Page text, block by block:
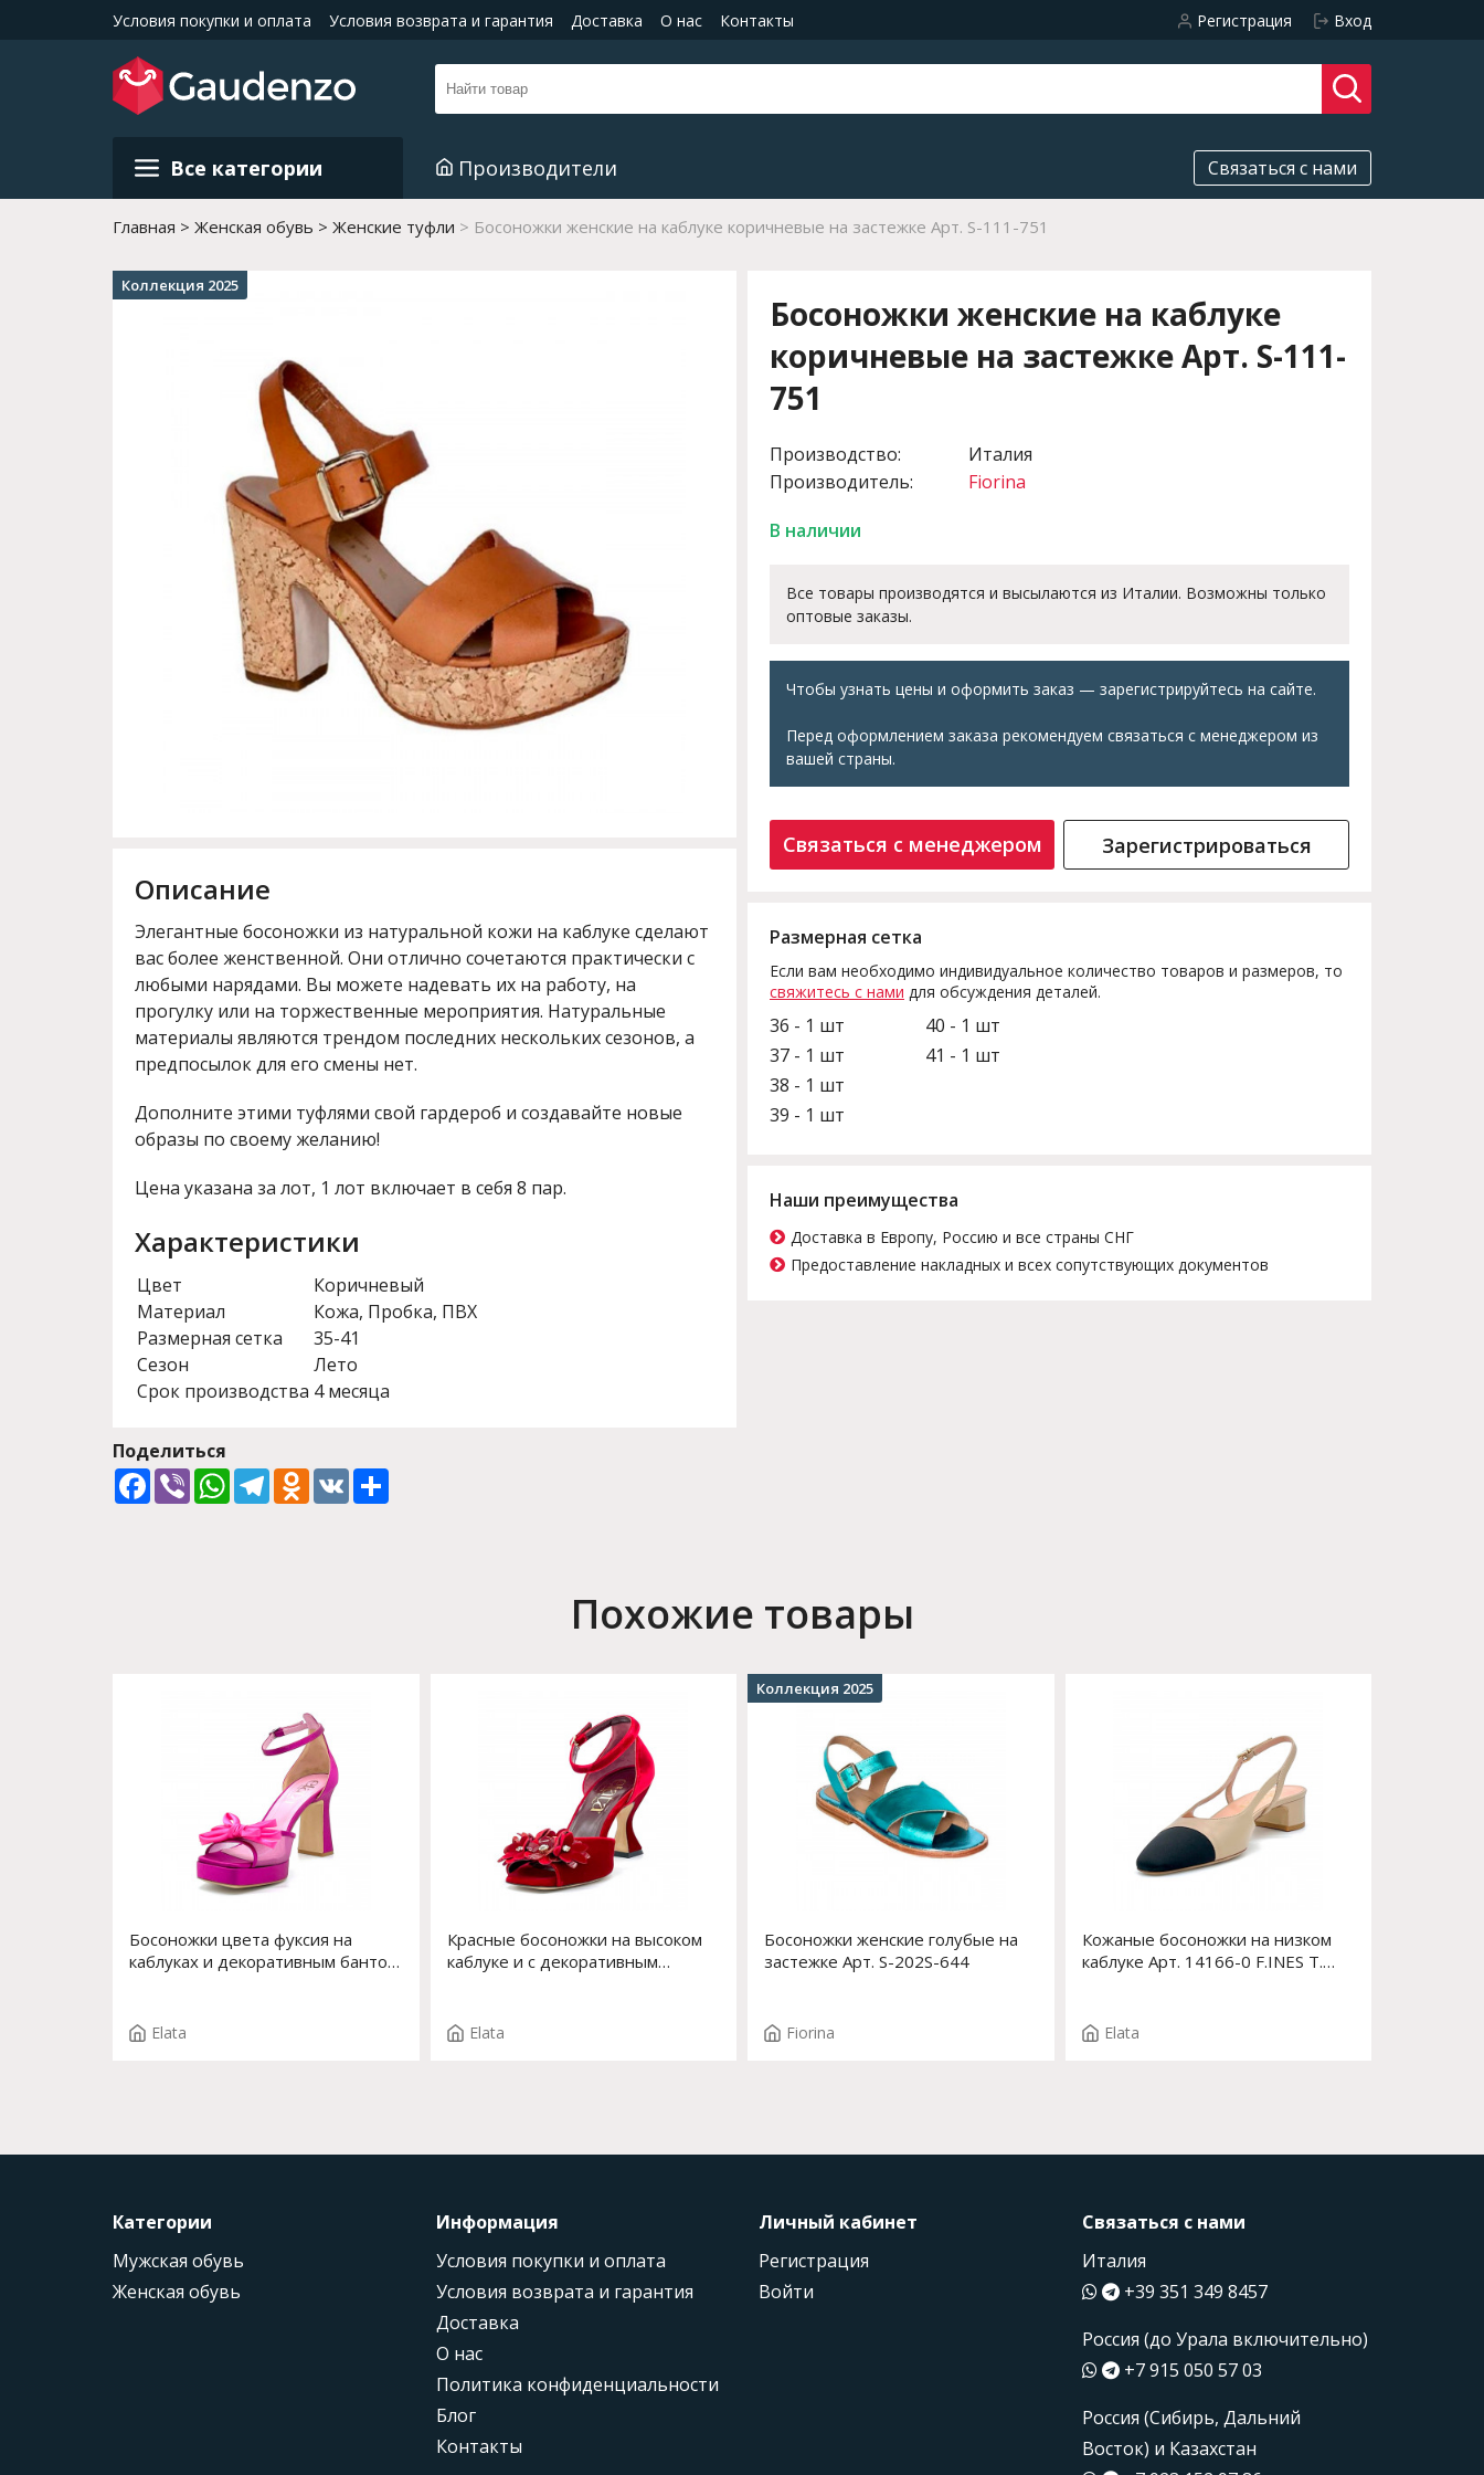
Условия покупки и оплата Условия возврата и гарантия Доставка О нас Контакты Регистрация Вход
Все категории Производители Связаться с нами
Главная Женская обувь Женские туфли Босоножки женские на каблуке коричневые на застежке Арт. S-111-751
Коллекция 2025
Описание
Элегантные босоножки из натуральной кожи на каблуке сделают
вас более женственной. Они отлично сочетаются практически с
любыми нарядами. Вы можете надевать их на работу, на
прогулку или на торжественные мероприятия. Натуральные
материалы являются трендом последних нескольких сезонов, а
предпосылок для его смены нет.
Дополните этими туфлями свой гардероб и создавайте новые
образы по своему желанию!
Цена указана за лот, 1 лот включает в себя 8 пар.
Характеристики
Цвет
Коричневый
Материал
Кожа, Пробка, ПВХ
Размерная сетка
35-41
Сезон
Лето
Срок производства 4 месяца
Поделиться
Facebook
ViberWhatsApp
TelegramOdnoklassniki
VK
Босоножки женские на каблуке
коричневые на застежке Арт. S-111-
751
Производство:
Производитель:
Италия
Fiorina
В наличии
Все товары производятся и высылаются из Италии. Возможны только
оптовые заказы.
Чтобы узнать цены и оформить заказ — зарегистрируйтесь на сайте.
Перед оформлением заказа рекомендуем связаться с менеджером из
вашей страны.
Связаться с менеджером Зарегистрироваться
Размерная сетка
Если вам необходимо индивидуальное количество товаров и размеров, то
свяжитесь с нами для обсуждения деталей.
36 - 1 шт
37 - 1 шт
38 - 1 шт
39 - 1 шт
40 - 1 шт
41 - 1 шт
Наши преимущества
Доставка в Европу, Россию и все страны СНГ
Предоставление накладных и всех сопутствующих документов
Похожие товары
Босоножки цвета фуксия на
каблуках и декоративным бантом
Elata
Красные босоножки на высоком
каблуке и с декоративным
Elata
Босоножки женские голубые на
застежке Арт. S-202S-644
Fiorina
Коллекция 2025
Кожаные босоножки на низком
каблуке Арт. 14166-0 F.INES T.
Elata
Категории
Мужская обувь
Женская обувь
Информация
Условия покупки и оплата
Условия возврата и гарантия
Доставка
О нас
Политика конфиденциальности
Блог
Контакты
Личный кабинет
Регистрация
Войти
Связаться с нами
Италия
+39 351 349 8457
Россия (до Урала включительно)
+7 915 050 57 03
Россия (Сибирь, Дальний
Восток) и Казахстан